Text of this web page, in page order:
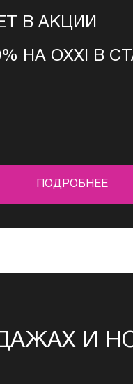
В АКЦИИ
НА OXXI В
ПОДРОБНЕЕ
И